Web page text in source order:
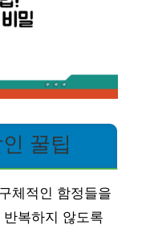
꿀팁
체적인 함정들을
복하지 않도록